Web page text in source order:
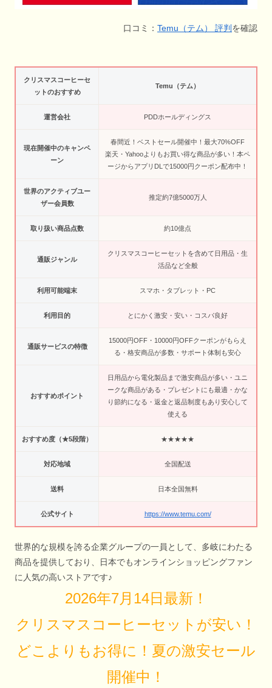
口コミ： Temu（テム） 評判 を確認
クリスマスコーヒーセ
ットのおすすめ
Temu（テム）
運営会社 PDDホールディングス
現在開催中のキャンペ
ーン
春間近！ベストセール開催中！最大70%OFF
楽天・Yahooよりもお買い得な商品が多い！本ペ
ージからアプリDLで15000円クーポン配布中！
世界のアクティブユー
ザー会員数
推定約7億5000万人
取り扱い商品点数 約10億点
通販ジャンル
クリスマスコーヒーセットを含めて日用品・生
活品など全般
利用可能端末 スマホ・タブレット・PC
利用目的 とにかく激安・安い・コスパ良好
通販サービスの特徴
15000円OFF・10000円OFFクーポンがもらえ
る・格安商品が多数・サポート体制も安心
おすすめポイント
日用品から電化製品まで激安商品が多い・ユニ
ークな商品がある・プレゼントにも最適・かな
り節約になる・返金と返品制度もあり安心して
使える
おすすめ度（★5段階） ★★★★★
対応地域 全国配送
送料 日本全国無料
公式サイト https://www.temu.com/
世界的な規模を誇る企業グループの一員として、多岐にわたる
商品を提供しており、日本でもオンラインショッピングファン
に人気の高いストアです♪
2026年7月14日最新！
クリスマスコーヒーセットが安い！
どこよりもお得に！夏の激安セール
開催中！